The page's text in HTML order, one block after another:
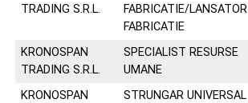
TRADING S.R.L.
FABRICATIE/LANSATOR
FABRICATIE
KRONOSPAN
TRADING S.R.L.
SPECIALIST RESURSE
UMANE
KRONOSPAN
STRUNGAR UNIVERSAL